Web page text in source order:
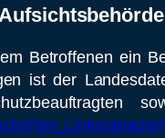
Betroffenen ein
ist der